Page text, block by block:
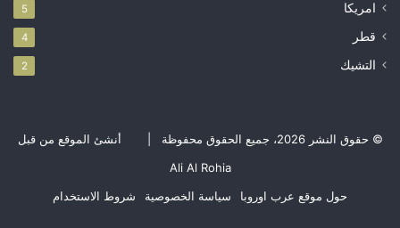
امريكا 5
قطر 4
التشيك 2
© حقوق النشر 2026، جميع الحقوق محفوظة |
أنشئ الموقع من قبل
Ali Al Rohia
حول موقع عرب اوروبا
سياسة الخصوصية شروط الاستخدام